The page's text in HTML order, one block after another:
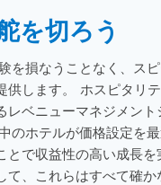
を切ろう
を損なうことなく、ス
供します。 ホスピタリ
レベニューマネジメント
のホテルが価格設定を最
とで収益性の高い成長を
て、これらはすべて確か